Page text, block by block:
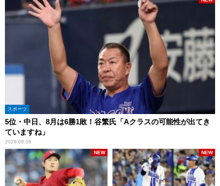
スポーツ
5位・中日、8月は6勝1敗！谷繁氏「Aクラスの可能性が出てき
ていますね」
2026.08.08
NEW NEW